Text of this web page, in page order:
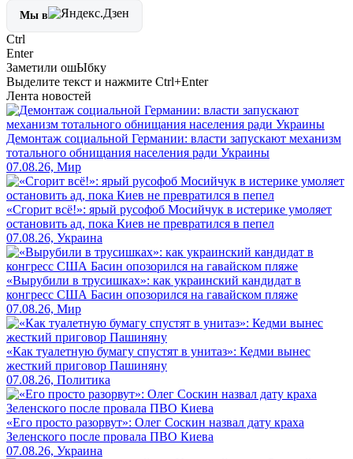
Мы в
Ctrl
Enter
Заметили ошЫбку
Выделите текст и нажмите Ctrl+Enter
Лента новостей
Демонтаж социальной Германии: власти запускают механизм
тотального обнищания населения ради Украины
07.08.26, Мир
«Сгорит всё!»: ярый русофоб Мосийчук в истерике умоляет
остановить ад, пока Киев не превратился в пепел
07.08.26, Украина
«Вырубили в трусишках»: как украинский кандидат в
конгресс США Басин опозорился на гавайском пляже
07.08.26, Мир
«Как туалетную бумагу спустят в унитаз»: Кедми вынес
жесткий приговор Пашиняну
07.08.26, Политика
«Его просто разорвут»: Олег Соскин назвал дату краха
Зеленского после провала ПВО Киева
07.08.26, Украина